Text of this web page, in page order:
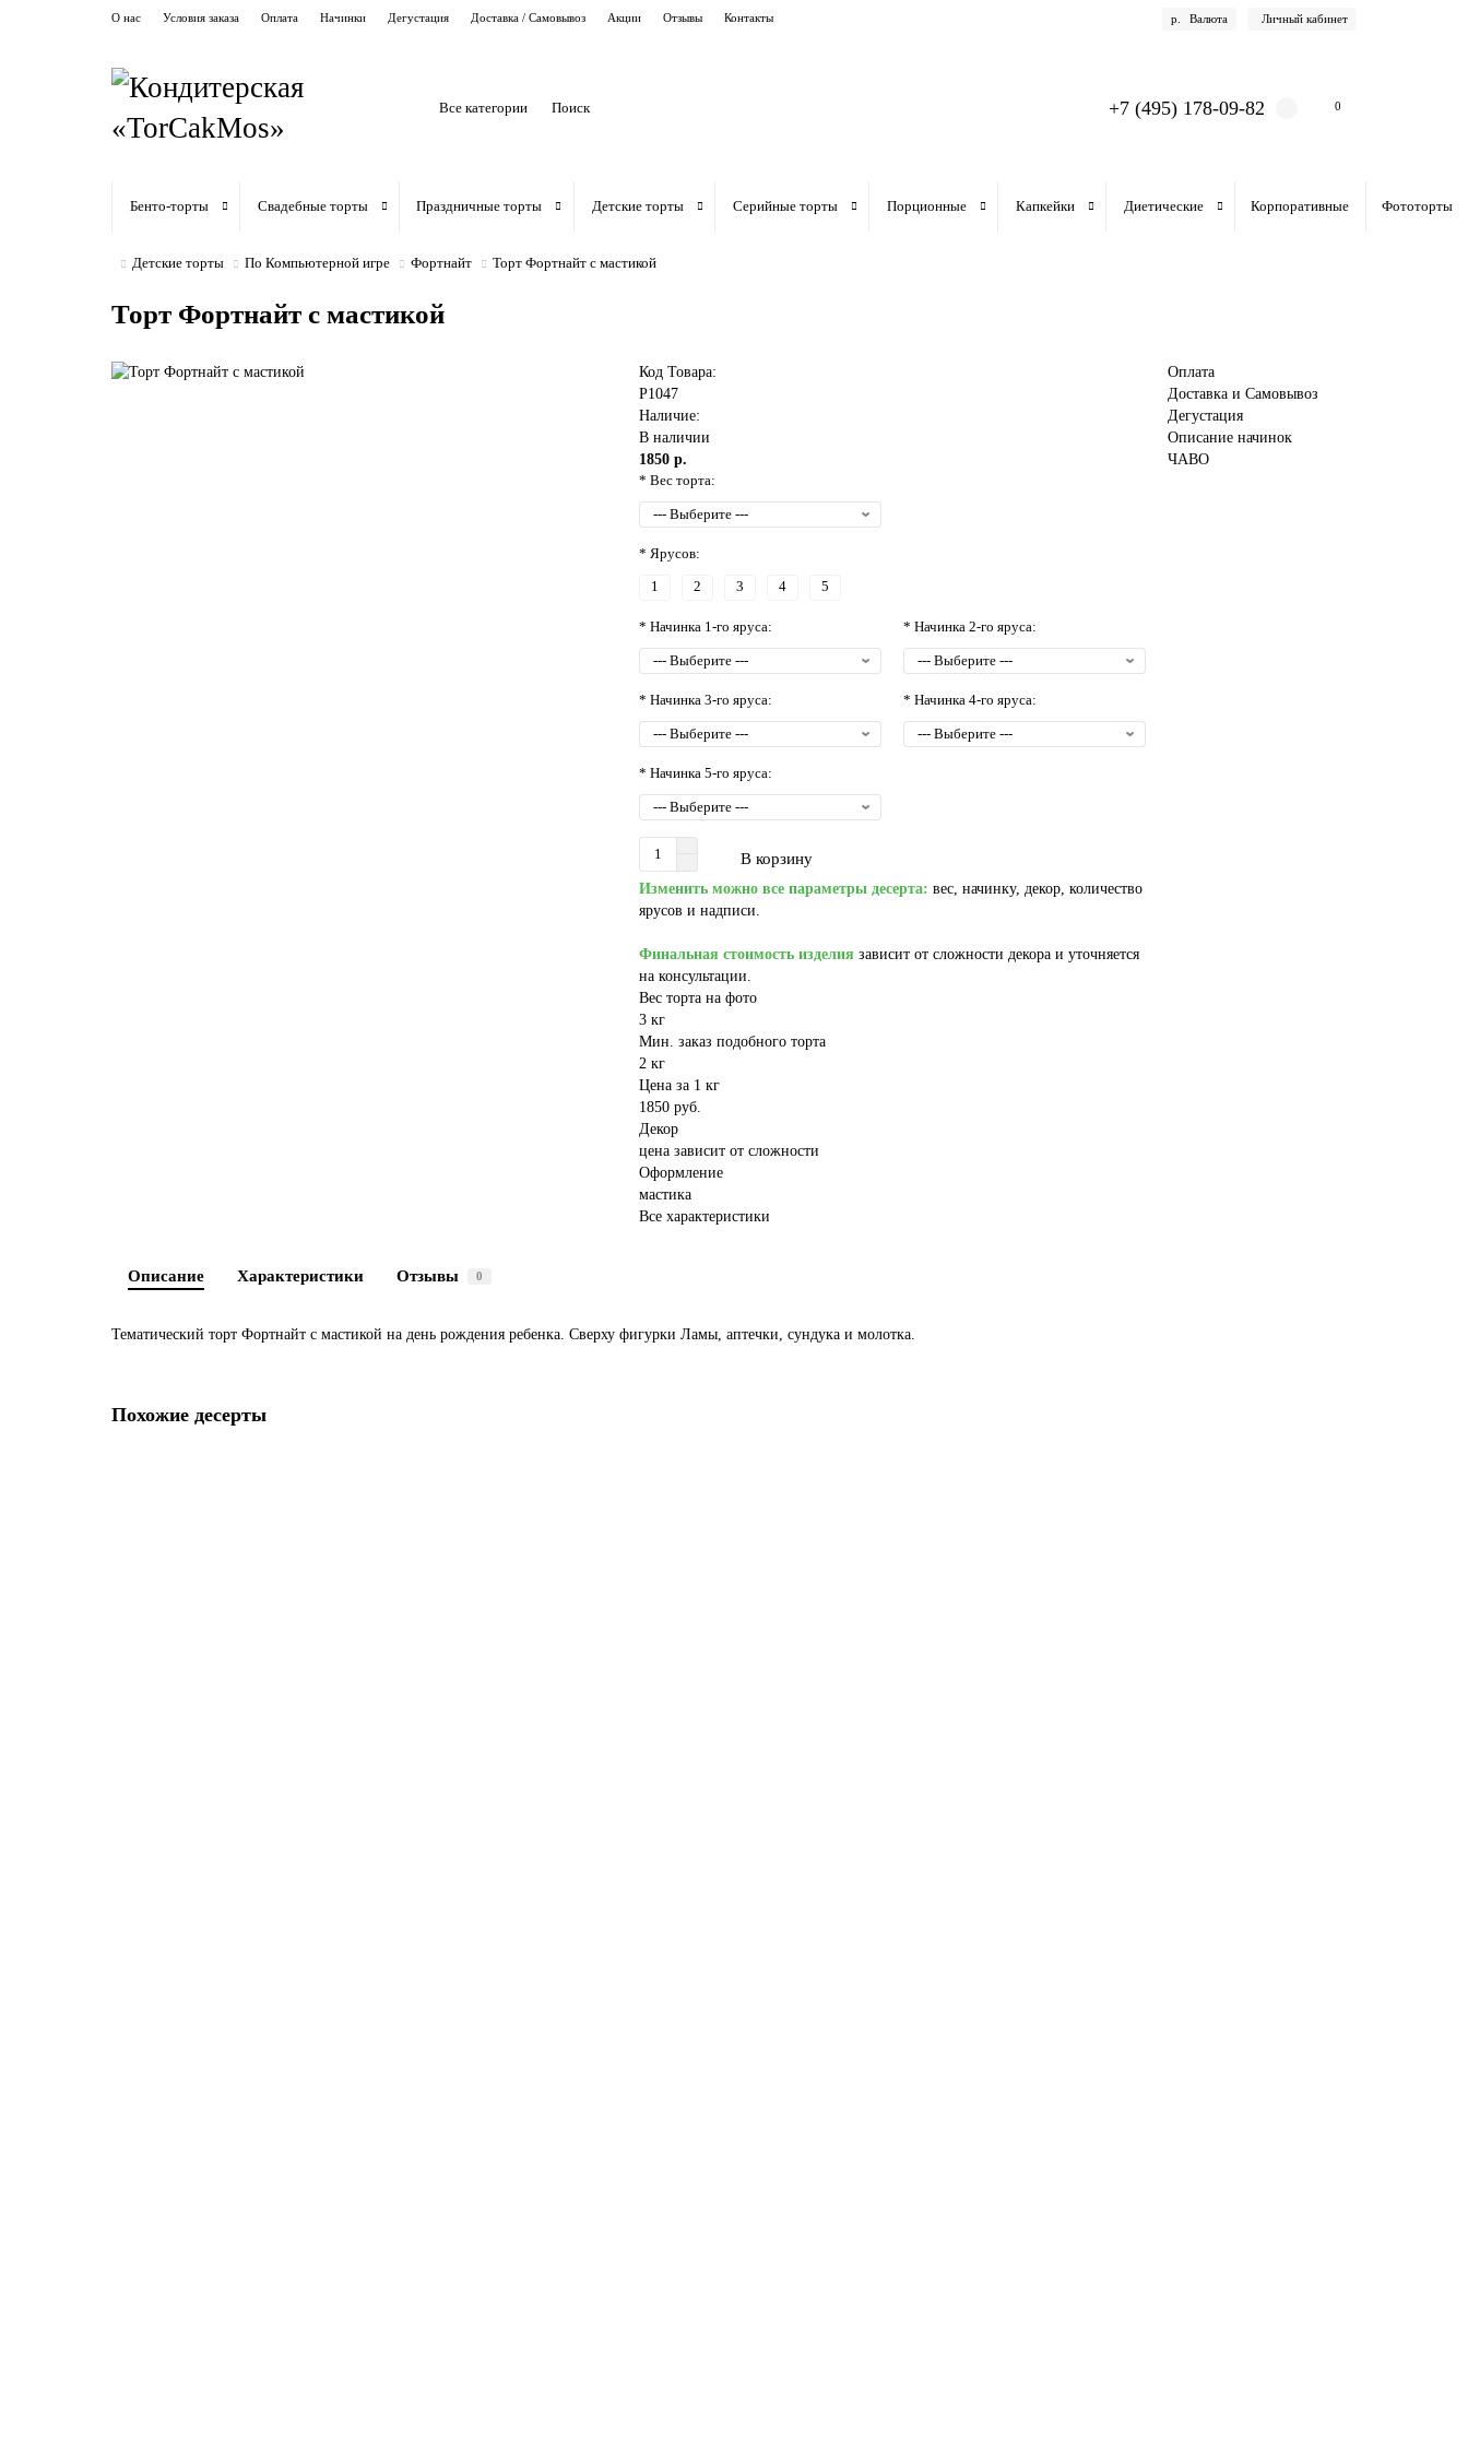
О нас Условия заказа Оплата Начинки Дегустация Доставка / Самовывоз Акции Отзывы Контакты р. Валюта Личный кабинет
Все категории +7 (495) 178-09-82 0
Бенто-торты Свадебные торты Праздничные торты Детские торты Серийные торты Порционные Капкейки Диетические Корпоративные Фототорты
Детские торты По Компьютерной игре Фортнайт Торт Фортнайт с мастикой
Торт Фортнайт с мастикой
Код Товара:
P1047
Наличие:
В наличии
1850 р.
* Вес торта:
* Ярусов:
1 2 3 4 5
* Начинка 1-го яруса: * Начинка 2-го яруса:
* Начинка 3-го яруса: * Начинка 4-го яруса:
* Начинка 5-го яруса:
В корзину
Изменить можно все параметры десерта: вес, начинку, декор, количество
ярусов и надписи.
Финальная стоимость изделия зависит от сложности декора и уточняется
на консультации.
Вес торта на фото
3 кг
Мин. заказ подобного торта
2 кг
Цена за 1 кг
1850 руб.
Декор
цена зависит от сложности
Оформление
мастика
Все характеристики
Оплата
Доставка и Самовывоз
Дегустация
Описание начинок
ЧАВО
Описание Характеристики Отзывы 0
Тематический торт Фортнайт с мастикой на день рождения ребенка. Сверху фигурки Ламы, аптечки, сундука и молотка.
Похожие десерты